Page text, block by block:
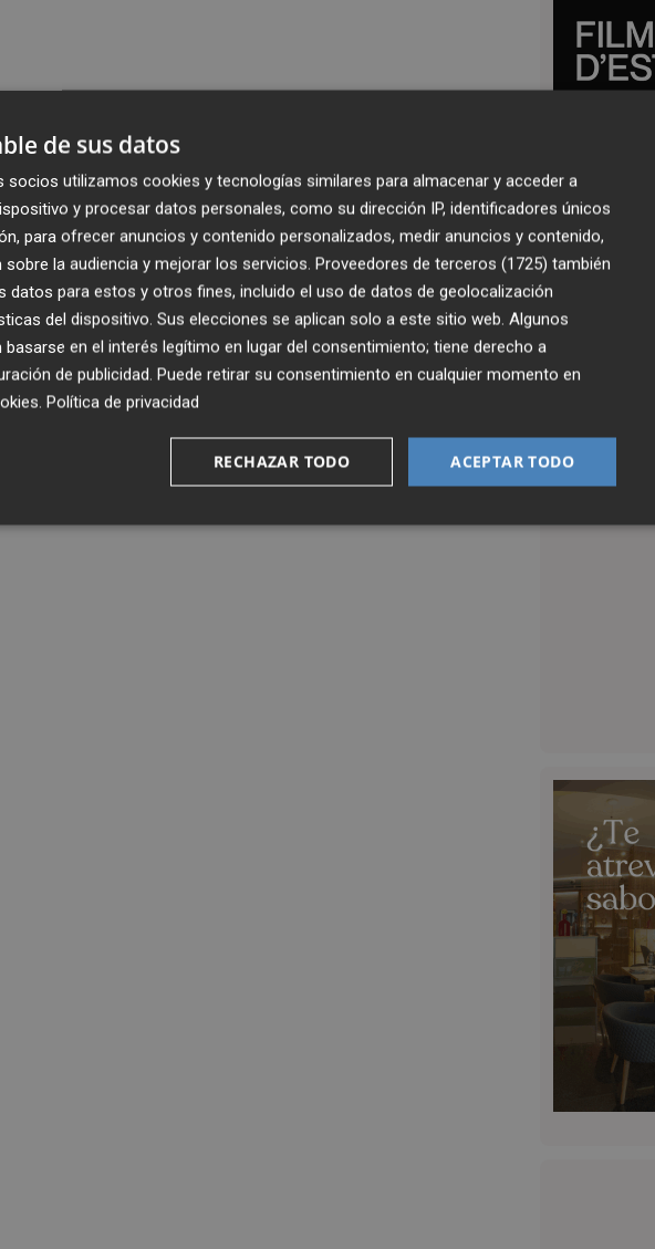
de sus datos
utilizamos cookies y tecnologías similares para almacenar y acceder a
y procesar datos personales, como su dirección IP, identificadores únicos
para ofrecer anuncios y contenido personalizados, medir anuncios y contenido,
la audiencia y mejorar los servicios. Proveedores de terceros (1725) también
datos para estos y otros fines, incluido el uso de datos de geolocalización
del dispositivo. Sus elecciones se aplican solo a este sitio web. Algunos
basarse en el interés legítimo en lugar del consentimiento; tiene derecho a
de publicidad. Puede retirar su consentimiento en cualquier momento en
. Política de privacidad
ACEPTAR TODO
RECHAZAR TODO